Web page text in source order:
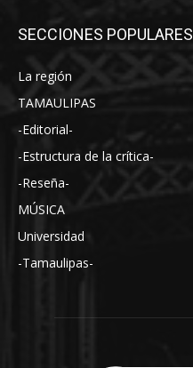
SECCIONES POPULARES
La región
TAMAULIPAS
-Editorial-
-Estructura de la crítica-
-Reseña-
MÚSICA
Universidad
-Tamaulipas-